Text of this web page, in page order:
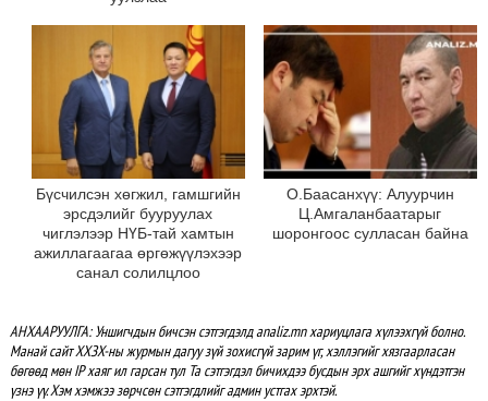
Бүсчилсэн хөгжил, гамшгийн
эрсдэлийг бууруулах
чиглэлээр НҮБ-тай хамтын
ажиллагаагаа өргөжүүлэхээр
санал солилцлоо
О.Баасанхүү: Алуурчин
Ц.Амгаланбаатарыг
шоронгоос сулласан байна
АНХААРУУЛГА: Уншигчдын бичсэн сэтгэгдэлд analiz.mn хариуцлага хүлээхгүй болно.
Манай сайт ХХЗХ-ны журмын дагуу зүй зохисгүй зарим үг, хэллэгийг хязгаарласан
бөгөөд мөн IP хаяг ил гарсан тул Та сэтгэгдэл бичихдээ бусдын эрх ашгийг хүндэтгэн
үзнэ үү. Хэм хэмжээ зөрчсөн сэтгэгдлийг админ устгах эрхтэй.